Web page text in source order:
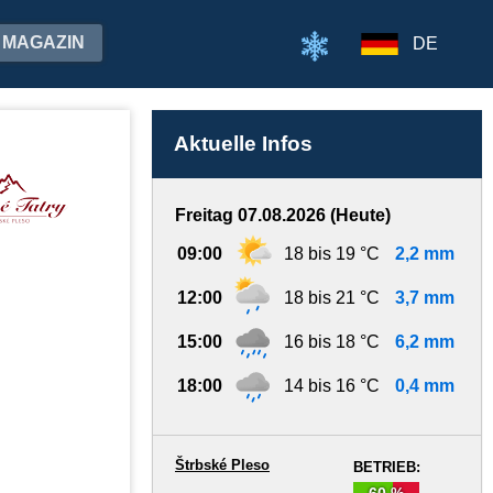
MAGAZIN DE
Aktuelle Infos
Freitag 07.08.2026 (Heute)
09:00 18 bis 19 °C 2,2 mm
12:00 18 bis 21 °C 3,7 mm
15:00 16 bis 18 °C 6,2 mm
18:00 14 bis 16 °C 0,4 mm
BETRIEB:
Štrbské Pleso